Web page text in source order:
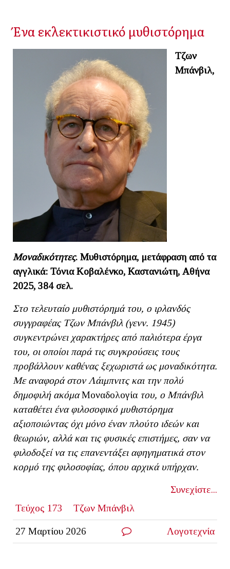
Ένα εκλεκτικιστικό μυθιστόρημα
Τζων
Μπάνβιλ,
Μοναδικότητες. Μυθιστόρημα, μετάφραση από τα
αγγλικά: Τόνια Κοβαλένκο, Καστανιώτη, Αθήνα
2025, 384 σελ.
Στο τελευταίο μυθιστόρημά του, ο ιρλανδός
συγγραφέας Τζων Μπάνβιλ (γενν. 1945)
συγκεντρώνει χαρακτήρες από παλιότερα έργα
του, οι οποίοι παρά τις συγκρούσεις τους
προβάλλουν καθένας ξεχωριστά ως μοναδικότητα.
Με αναφορά στον Λάιμπνιτς και την πολύ
δημοφιλή ακόμαΜοναδολογία του, ο Μπάνβιλ
καταθέτει ένα φιλοσοφικό μυθιστόρημα
αξιοποιώντας όχι μόνο έναν πλούτο ιδεών και
θεωριών, αλλά και τις φυσικές επιστήμες, σαν να
φιλοδοξεί να τις επανεντάξει αφηγηματικά στον
κορμό της φιλοσοφίας, όπου αρχικά υπήρχαν.
Συνεχίστε...
Τεύχος 173
Τζων Μπάνβιλ
27 Μαρτίου 2026 Λογοτεχνία